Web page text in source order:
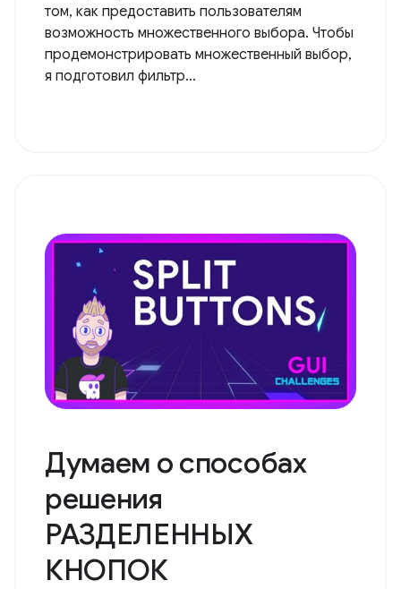
том, как предоставить пользователям
возможность множественного выбора. Чтобы
продемонстрировать множественный выбор,
я подготовил фильтр...
Думаем о способах
решения
РАЗДЕЛЕННЫХ
КНОПОК